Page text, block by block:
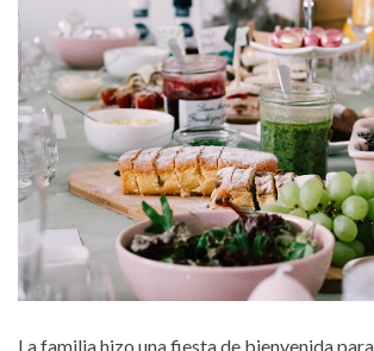
La familia hizo una fiesta de bienvenida